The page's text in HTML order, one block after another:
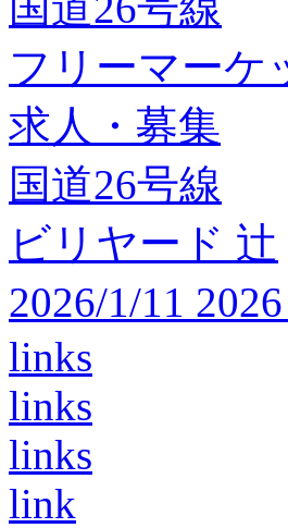
フリーマーケ
求人・募集
国道26号線
ビリヤード 辻
2026/1/11
links
links
links
link